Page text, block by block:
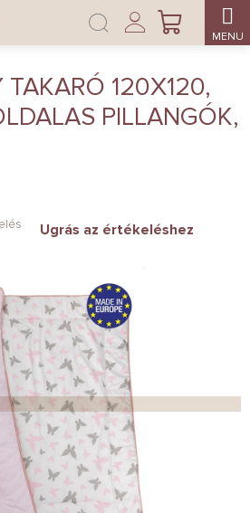
KOSÁR
Bejelentkezés
TAKARÓ 120X120,
PILLANGÓK,
Ugrás az értékeléshez